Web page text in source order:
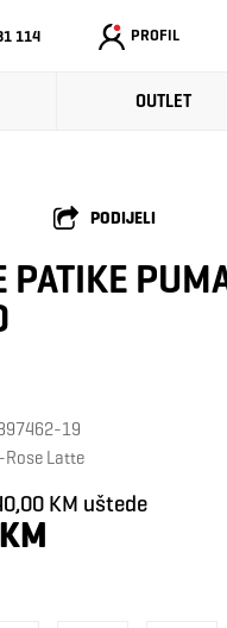
114 PROFIL
OUTLET
PODIJELI
PATIKE
19
Rose Latte
KM uštede